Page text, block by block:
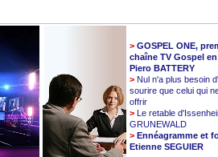
> GOSPEL ONE,
chaîne TV Gospel
Piero BATTERY
> Nul n'a plus besoin
sourire que celui qui
offrir
> Le retable
GRUNEWALD
> Ennéagramme et
Etienne SEGUIER